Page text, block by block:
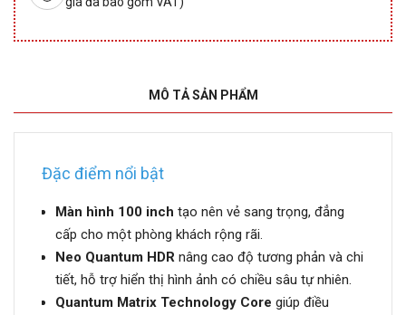
MÔ TẢ SẢN PHẨM
Đặc điểm nổi bật
Màn hình 100 inch tạo nên vẻ sang trọng, đẳng
cấp cho một phòng khách rộng rãi.
Neo Quantum HDR nâng cao độ tương phản và chi
tiết, hỗ trợ hiển thị hình ảnh có chiều sâu tự nhiên.
Quantum Matrix Technology Core giúp điều